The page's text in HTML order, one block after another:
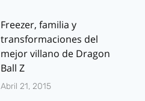
Freezer, familia y
transformaciones del
mejor villano de Dragon
Ball Z
Abril 21, 2015